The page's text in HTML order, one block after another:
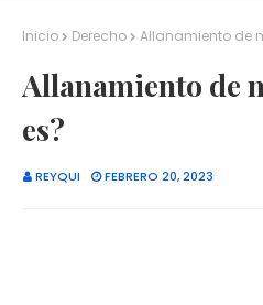
Inicio Derecho Allanamiento de
Allanamiento de
es?
REYQUI FEBRERO 20, 2023